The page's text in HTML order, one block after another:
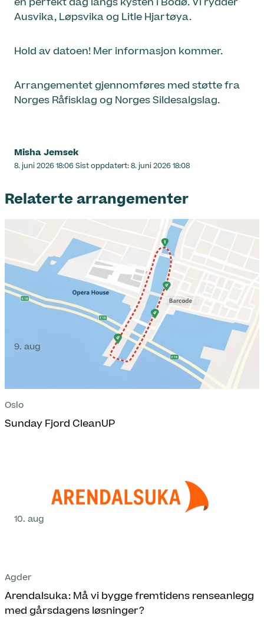
Ausvika, Løpsvika og Litle Hjartøya.
Hold av datoen! Mer informasjon kommer.
Arrangementet gjennomføres med støtte fra
Norges Råfisklag og Norges Sildesalgslag.
Misha Jemsek
Lagt
8. juni 2026 18:06Sist oppdatert:8. juni 2026 18:08
Relaterte arrangementer
9. aug
Oslo
Sunday Fjord CleanUP
10. aug
Agder
Arendalsuka: Må vi bygge fremtidens renseanlegg
med gårsdagens løsninger?